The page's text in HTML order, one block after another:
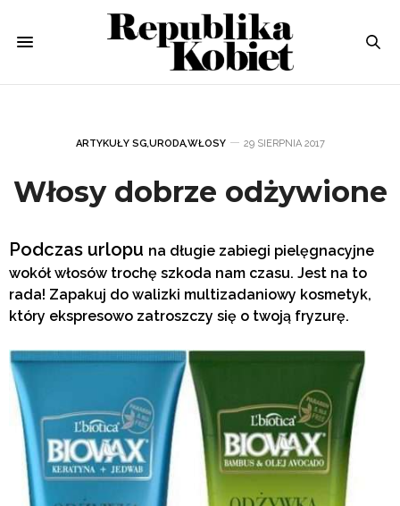
ARTYKUŁY SG,URODA,WŁOSY 29 SIERPNIA 2017
Włosy dobrze odżywione
Podczas urlopu na długie zabiegi pielęgnacyjne
wokół włosów trochę szkoda nam czasu. Jest na to
rada! Zapakuj do walizki multizadaniowy kosmetyk,
który ekspresowo zatroszczy się o twoją fryzurę.